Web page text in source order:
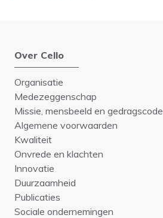
Over Cello
Organisatie
Medezeggenschap
Missie, mensbeeld en gedragscode
Algemene voorwaarden
Kwaliteit
Onvrede en klachten
Innovatie
Duurzaamheid
Publicaties
Sociale ondernemingen